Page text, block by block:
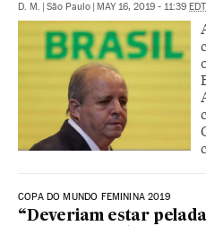
D. M. São Paulo MAY 16, 2019 - 11:39 EDT
COPA DO MUNDO FEMININA 2019
“Deveriam estar